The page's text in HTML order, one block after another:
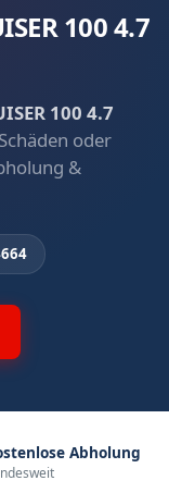
100 4.7
100 4.7
oder
&
Abholung